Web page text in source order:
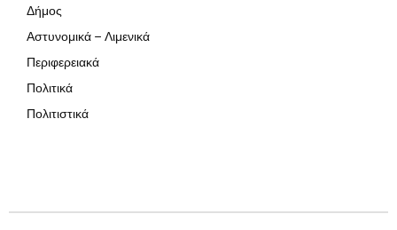
Δήμος
Αστυνομικά – Λιμενικά
Περιφερειακά
Πολιτικά
Πολιτιστικά